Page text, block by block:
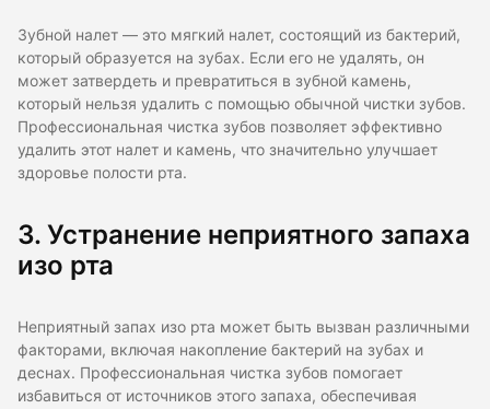
Зубной налет — это мягкий налет, состоящий из бактерий,
который образуется на зубах. Если его не удалять, он
может затвердеть и превратиться в зубной камень,
который нельзя удалить с помощью обычной чистки зубов.
Профессиональная чистка зубов позволяет эффективно
удалить этот налет и камень, что значительно улучшает
здоровье полости рта.
3. Устранение неприятного запаха
изо рта
Неприятный запах изо рта может быть вызван различными
факторами, включая накопление бактерий на зубах и
деснах. Профессиональная чистка зубов помогает
избавиться от источников этого запаха, обеспечивая